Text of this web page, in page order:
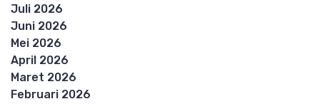
Juli 2026
Juni 2026
Mei 2026
April 2026
Maret 2026
Februari 2026